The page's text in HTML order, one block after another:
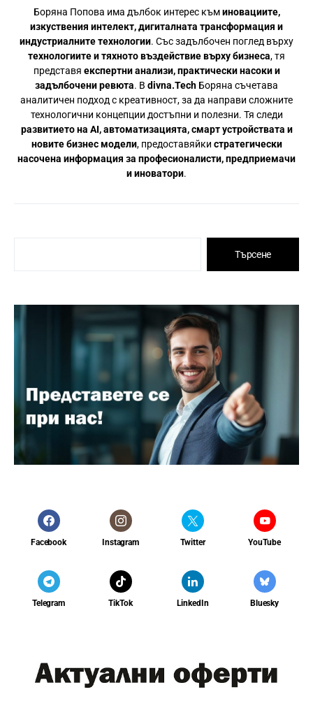
Боряна Попова има дълбок интерес къминовациите,
изкуствения интелект, дигиталната трансформация и
индустриалните технологии. Със задълбочен поглед върху
технологиите и тяхното въздействие върху бизнеса, тя
представя експертни анализи, практически насоки и
задълбочени ревюта. В divna.Tech Боряна съчетава
аналитичен подход с креативност, за да направи сложните
технологични концепции достъпни и полезни. Тя следи
развитието на AI, автоматизацията, смарт устройствата и
новите бизнес модели, предоставяйки стратегически
насочена информация за професионалисти, предприемачи
и иноватори.
Търсене
Facebook Instagram Twitter YouTube
Telegram TikTok LinkedIn Bluesky